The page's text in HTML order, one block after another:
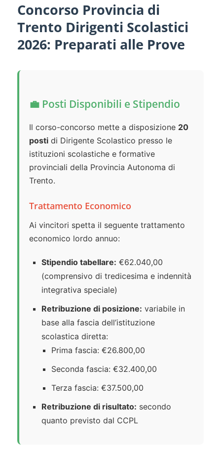
Concorso Provincia di
Trento Dirigenti Scolastici
2026: Preparati alle Prove
💼 Posti Disponibili e Stipendio
Il corso-concorso mette a disposizione 20
posti di Dirigente Scolastico presso le
istituzioni scolastiche e formative
provinciali della Provincia Autonoma di
Trento.
Trattamento Economico
Ai vincitori spetta il seguente trattamento
economico lordo annuo:
Stipendio tabellare: €62.040,00
(comprensivo di tredicesima e indennità
integrativa speciale)
Retribuzione di posizione: variabile in
base alla fascia dell’istituzione
scolastica diretta:
Prima fascia: €26.800,00
Seconda fascia: €32.400,00
Terza fascia: €37.500,00
Retribuzione di risultato: secondo
quanto previsto dal CCPL